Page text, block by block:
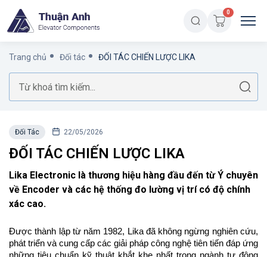
0
Trang chủ Đối tác ĐỐI TÁC CHIẾN LƯỢC LIKA
Đối Tác 22/05/2026
ĐỐI TÁC CHIẾN LƯỢC LIKA
Lika Electronic là thương hiệu hàng đầu đến từ Ý chuyên
về Encoder và các hệ thống đo lường vị trí có độ chính
xác cao.
Được thành lập từ năm 1982, Lika đã không ngừng nghiên cứu,
phát triển và cung cấp các giải pháp công nghệ tiên tiến đáp ứng